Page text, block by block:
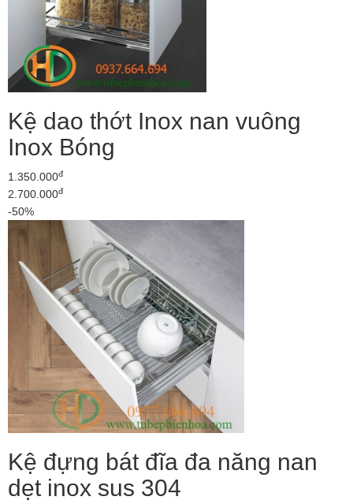
Kệ dao thớt Inox nan vuông
Inox Bóng
1.350.000đ
2.700.000đ
-50%
Kệ đựng bát đĩa đa năng nan
dẹt inox sus 304